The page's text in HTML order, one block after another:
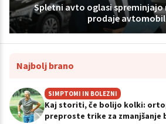
Spletni avto oglasi spreminjajo
prodaje
Najbolj brano
SIMPTOMI IN BOLEZNI
Kaj storiti, če bolijo kolki:
preproste trike za zmanjšanje